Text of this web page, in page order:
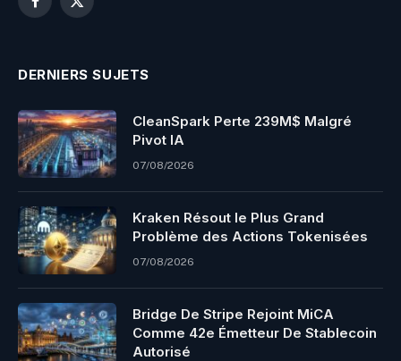
Facebook
X
DERNIERS SUJETS
CleanSpark Perte 239M$ Malgré
Pivot IA
07/08/2026
Kraken Résout le Plus Grand
Problème des Actions Tokenisées
07/08/2026
Bridge De Stripe Rejoint MiCA
Comme 42e Émetteur De Stablecoin
Autorisé